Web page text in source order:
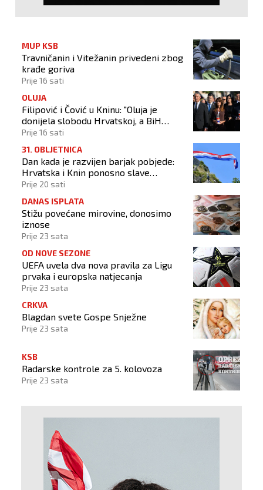
MUP KSB
Travničanin i Vitežanin privedeni zbog
krađe goriva
Prije 16 sati
OLUJA
Filipović i Čović u Kninu: "Oluja je
donijela slobodu Hrvatskoj, a BiH
otvorila put prema miru!"
Prije 16 sati
31. OBLJETNICA
Dan kada je razvijen barjak pobjede:
Hrvatska i Knin ponosno slave
obljetnicu Oluje
Prije 20 sati
DANAS ISPLATA
Stižu povećane mirovine, donosimo
iznose
Prije 23 sata
OD NOVE SEZONE
UEFA uvela dva nova pravila za Ligu
prvaka i europska natjecanja
Prije 23 sata
CRKVA
Blagdan svete Gospe Snježne
Prije 23 sata
KSB
Radarske kontrole za 5. kolovoza
Prije 23 sata